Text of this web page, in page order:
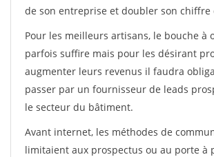
de son entreprise et doubler son chiffre
Pour les meilleurs artisans, le bouche à
parfois suffire mais pour les désirant
augmenter leurs revenus il faudra
passer par un fournisseur de leads
le secteur du bâtiment.
Avant internet, les méthodes de
limitaient aux prospectus ou au porte à